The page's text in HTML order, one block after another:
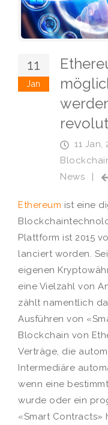
11
Jan
11 Jan,
News
|
Ethereum ist eine
Plattform ist 2015
lanciert worden.
eigenen
eine Vielzahl von
zählt namentlich
Ausführen von
Blockchain von
Verträge, die
Intermediäre
wenn eine
wurde oder ein
«Smart Contracts»